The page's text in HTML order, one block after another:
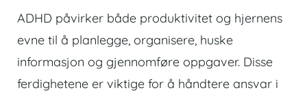
ADHD påvirker både produktivitet og hjernens
evne til å planlegge, organisere, huske
informasjon og gjennomføre oppgaver. Disse
ferdighetene er viktige for å håndtere ansvar i